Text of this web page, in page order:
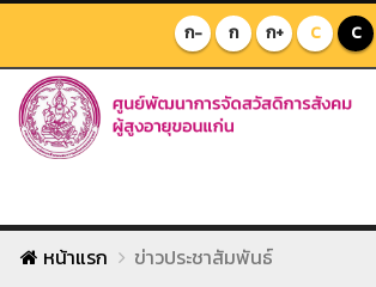
ก- ก ก+ C C
หน้าแรก ข่าวประชาสัมพันธ์